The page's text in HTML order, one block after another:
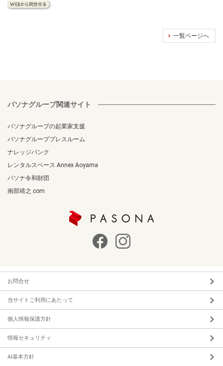
一覧ページへ
パソナグループ関連サイト
パソナグループの起業家支援
パソナグループプレスルーム
ナレッジバンク
レンタルスペース Annex Aoyama
パソナ令和財団
南部靖之.com
お問合せ
当サイトご利用にあたって
個人情報保護方針
情報セキュリティ
AI基本方針